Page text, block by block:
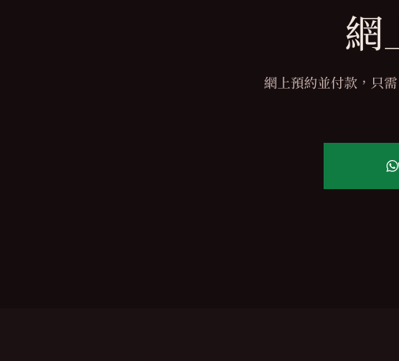
網
網上預約並付款，只